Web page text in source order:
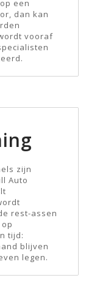
een
dan kan
vooraf
zijn
Auto
rest-assen
tijd:
blijven
legen.